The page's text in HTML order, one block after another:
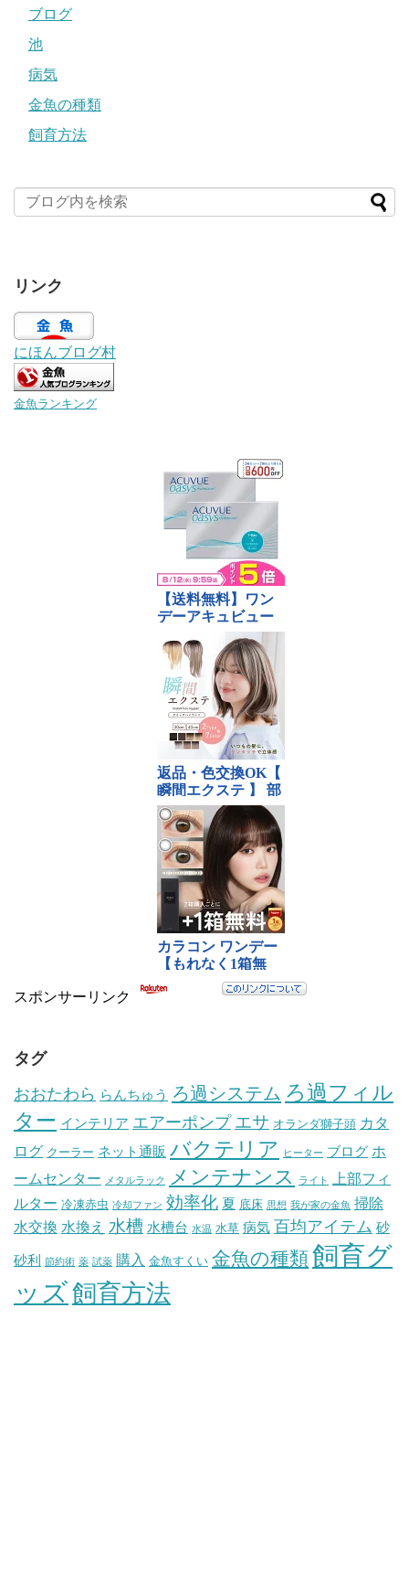
ブログ
池
病気
金魚の種類
飼育方法
リンク
にほんブログ村
金魚ランキング
スポンサーリンク
タグ
おおたわら らんちゅう ろ過システム ろ過フィル
ター インテリア エアーポンプ エサ オランダ獅子頭 カタ
ログ クーラー ネット通販 バクテリア ヒーター ブログ ホ
ームセンター
メタルラック メンテナンス ライト
上部フィ
ルター 冷凍赤虫 冷却ファン 効率化 夏 底床 思想 我が家の金魚 掃除
水交換 水換え 水槽 水槽台 水温 水草 病気 百均アイテム 砂
砂利 節約術 薬 試薬 購入 金魚すくい 金魚の種類飼育グ
ッズ飼育方法